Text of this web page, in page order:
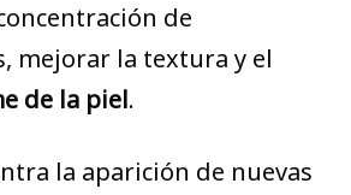
de
mejorar la textura y el
de la piel.
la aparición de nuevas